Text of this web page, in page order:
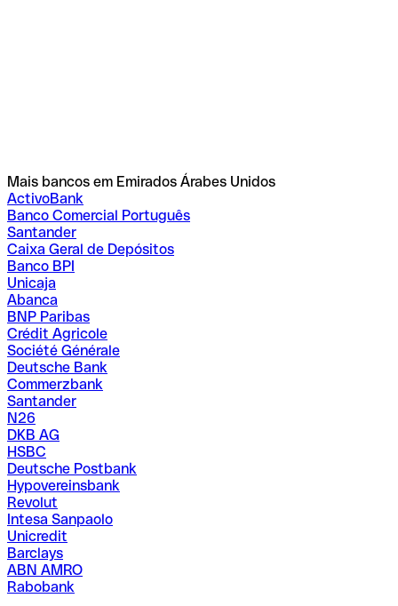
Mais bancos em Emirados Árabes Unidos
ActivoBank
Banco Comercial Português
Santander
Caixa Geral de Depósitos
Banco BPI
Unicaja
Abanca
BNP Paribas
Crédit Agricole
Société Générale
Deutsche Bank
Commerzbank
Santander
N26
DKB AG
HSBC
Deutsche Postbank
Hypovereinsbank
Revolut
Intesa Sanpaolo
Unicredit
Barclays
ABN AMRO
Rabobank